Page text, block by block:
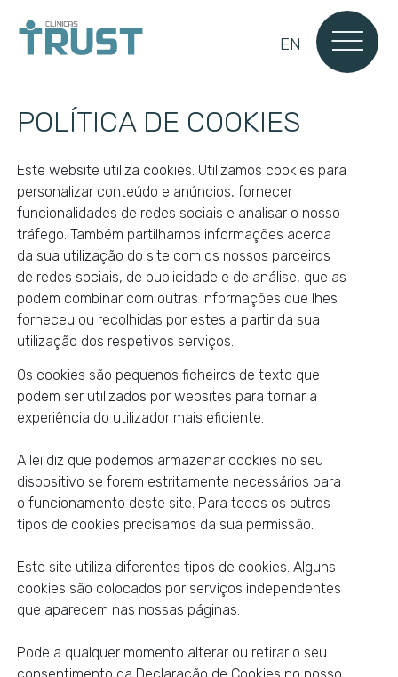
EN
POLÍTICA DE COOKIES
Este website utiliza cookies. Utilizamos cookies para
personalizar conteúdo e anúncios, fornecer
funcionalidades de redes sociais e analisar o nosso
tráfego. Também partilhamos informações acerca
da sua utilização do site com os nossos parceiros
de redes sociais, de publicidade e de análise, que as
podem combinar com outras informações que lhes
forneceu ou recolhidas por estes a partir da sua
utilização dos respetivos serviços.
Os cookies são pequenos ficheiros de texto que
podem ser utilizados por websites para tornar a
experiência do utilizador mais eficiente.
A lei diz que podemos armazenar cookies no seu
dispositivo se forem estritamente necessários para
o funcionamento deste site. Para todos os outros
tipos de cookies precisamos da sua permissão.
Este site utiliza diferentes tipos de cookies. Alguns
cookies são colocados por serviços independentes
que aparecem nas nossas páginas.
Pode a qualquer momento alterar ou retirar o seu